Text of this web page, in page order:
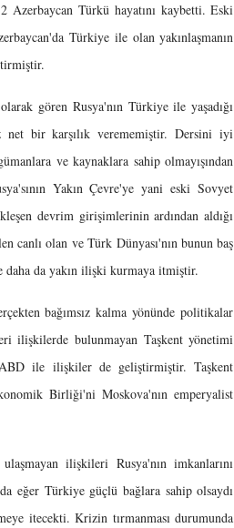
Azerbaycan Türkü hayatını kaybetti. Eski
Türkiye ile olan yakınlaşmanın
gören Rusya'nın Türkiye ile yaşadığı
net bir karşılık verememiştir. Dersini iyi
ve kaynaklara sahip olmayışından
Yakın Çevre'ye yani eski Sovyet
devrim girişimlerinin ardından aldığı
canlı olan ve Türk Dünyası'nın bunun baş
da yakın ilişki kurmaya itmiştir.
bağımsız kalma yönünde politikalar
ilişkilerde bulunmayan Taşkent yönetimi
ABD ile ilişkiler de geliştirmiştir. Taşkent
Birliği'ni Moskova'nın emperyalist
ilişkileri Rusya'nın imkanlarını
eğer Türkiye güçlü bağlara sahip olsaydı
itecekti. Krizin tırmanması durumunda